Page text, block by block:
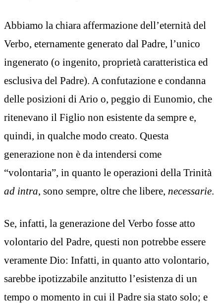
Abbiamo la chiara affermazione dell’eternità del
Verbo, eternamente generato dal Padre, l’unico
ingenerato (o ingenito, proprietà caratteristica ed
esclusiva del Padre). A confutazione e condanna
delle posizioni di Ario o, peggio di Eunomio, che
ritenevano il Figlio non esistente da sempre e,
quindi, in qualche modo creato. Questa
generazione non è da intendersi come
“volontaria”, in quanto le operazioni della Trinità
ad intra, sono sempre, oltre che libere, necessarie.
Se, infatti, la generazione del Verbo fosse atto
volontario del Padre, questi non potrebbe essere
veramente Dio: Infatti, in quanto atto volontario,
sarebbe ipotizzabile anzitutto l’esistenza di un
tempo o momento in cui il Padre sia stato solo; e